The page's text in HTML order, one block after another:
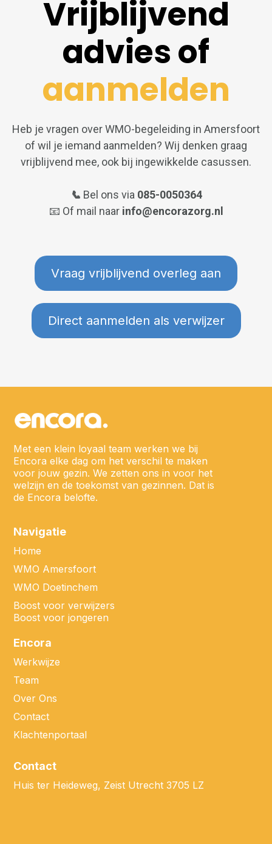
Vrijblijvend
advies of
aanmelden
Heb je vragen over WMO-begeleiding in Amersfoort
of wil je iemand aanmelden? Wij denken graag
vrijblijvend mee, ook bij ingewikkelde casussen.
📞 Bel ons via 085-0050364
📧 Of mail naar info@encorazorg.nl
Vraag vrijblijvend overleg aan
Direct aanmelden als verwijzer
Met een klein loyaal team werken we bij
Encora elke dag om het verschil te maken
voor jouw gezin. We zetten ons in voor het
welzijn en de toekomst van gezinnen. Dat is
de Encora belofte.
Navigatie
Home
WMO Amersfoort
WMO Doetinchem
Boost voor verwijzers
Boost voor jongeren
Encora
Werkwijze
Team
Over Ons
Contact
Klachtenportaal
Contact
Huis ter Heideweg, Zeist Utrecht 3705 LZ